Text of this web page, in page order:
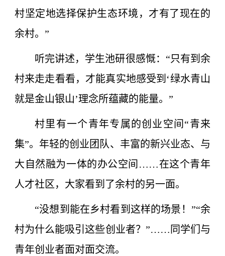
村坚定地选择保护生态环境，才有了现在的
余村。”
听完讲述，学生池研很感慨：“只有到余
村来走走看看，才能真实地感受到‘绿水青山
就是金山银山’理念所蕴藏的能量。”
村里有一个青年专属的创业空间“青来
集”。年轻的创业团队、丰富的新兴业态、与
大自然融为一体的办公空间……在这个青年
人才社区，大家看到了余村的另一面。
“没想到能在乡村看到这样的场景！”“余
村为什么能吸引这些创业者？”……同学们与
青年创业者面对面交流。